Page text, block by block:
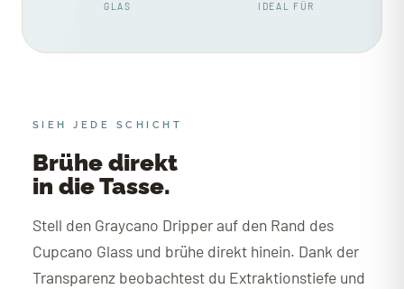
GLAS IDEAL FÜR
SIEH JEDE SCHICHT
Brühe direkt
in die Tasse.
Stell den Graycano Dripper auf den Rand des
Cupcano Glass und brühe direkt hinein. Dank der
Transparenz beobachtest du Extraktionstiefe und